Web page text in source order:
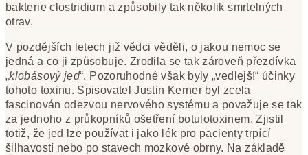
bakterie clostridium a způsobily tak několik smrtelných
otrav.
V pozdějších letech již vědci věděli, o jakou nemoc se
jedná a co ji způsobuje. Zrodila se tak zároveň přezdívka
„klobásový jed“. Pozoruhodné však byly „vedlejší“ účinky
tohoto toxinu. Spisovatel Justin Kerner byl zcela
fascinován odezvou nervového systému a považuje se tak
za jednoho z průkopníků ošetření botulotoxinem. Zjistil
totiž, že jed lze používat i jako lék pro pacienty trpící
šilhavostí nebo po stavech mozkové obrny. Na základě